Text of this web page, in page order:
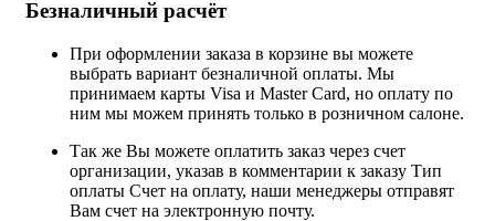
Безналичный расчёт
При оформлении заказа в корзине вы можете
выбрать вариант безналичной оплаты. Мы
принимаем карты Visa и Master Card, но оплату по
ним мы можем принять только в розничном салоне.
Так же Вы можете оплатить заказ через счет
организации, указав в комментарии к заказу Тип
оплаты Счет на оплату, наши менеджеры отправят
Вам счет на электронную почту.